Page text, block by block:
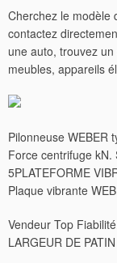
Cherchez le modèle
contactez
une auto, trouvez
meubles, appareils
Pilonneuse WEBER
Force centrifuge kN.
5PLATEFORME
Plaque vibrante
Vendeur Top
LARGEUR DE